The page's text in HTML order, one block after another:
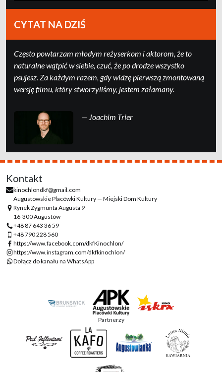
CYTAT NA DZIŚ
Często powtarzam młodym reżyserkom i aktorom, że to
naturalne wątpić w siebie, czuć, że po drodze wszystko
psujesz. Za każdym razem, gdy widzę pierwszą zmontowaną
wersję filmu, który stworzyliśmy, jestem załamany.
— Joachim Trier
Kontakt
kinochlondkf@gmail.com
Augustowskie Placówki Kultury — Miejski Dom Kultury
Rynek Zygmunta Augusta 9
16-300 Augustów
+48 87 643 36 59
+48 790 228 560
https://www.facebook.com/dkfKinochlon/
https://www.instagram.com/dkfkinochlon/
Dołącz do kanału na WhatsApp
Partnerzy